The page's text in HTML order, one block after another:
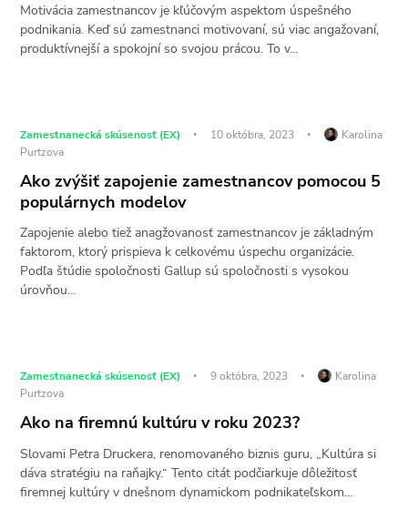
Motivácia zamestnancov je kľúčovým aspektom úspešného
podnikania. Keď sú zamestnanci motivovaní, sú viac angažovaní,
produktívnejší a spokojní so svojou prácou. To v…
Zamestnanecká skúsenosť (EX) 10 októbra, 2023
Karolina
Purtzova
Ako zvýšiť zapojenie zamestnancov pomocou 5
populárnych modelov
Zapojenie alebo tiež anagžovanosť zamestnancov je základným
faktorom, ktorý prispieva k celkovému úspechu organizácie.
Podľa štúdie spoločnosti Gallup sú spoločnosti s vysokou
úrovňou…
Zamestnanecká skúsenosť (EX) 9 októbra, 2023
Karolina
Purtzova
Ako na firemnú kultúru v roku 2023?
Slovami Petra Druckera, renomovaného biznis guru, „Kultúra si
dáva stratégiu na raňajky.“ Tento citát podčiarkuje dôležitosť
firemnej kultúry v dnešnom dynamickom podnikateľskom…